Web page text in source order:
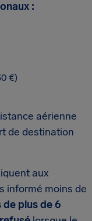
:
€)
aérienne
de destination
aux
informé moins de
plus de 6